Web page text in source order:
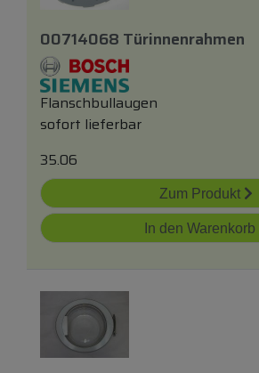
00714068 Türinnenrahmen
Flanschbullaugen
sofort lieferbar
35.06
Zum Produkt
In den Warenkorb